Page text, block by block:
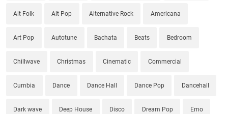
Alt Folk Alt Pop Alternative Rock Americana
Art Pop Autotune Bachata Beats Bedroom
Chillwave Christmas Cinematic Commercial
Cumbia Dance Dance Hall Dance Pop Dancehall
Dark wave Deep House Disco Dream Pop Emo